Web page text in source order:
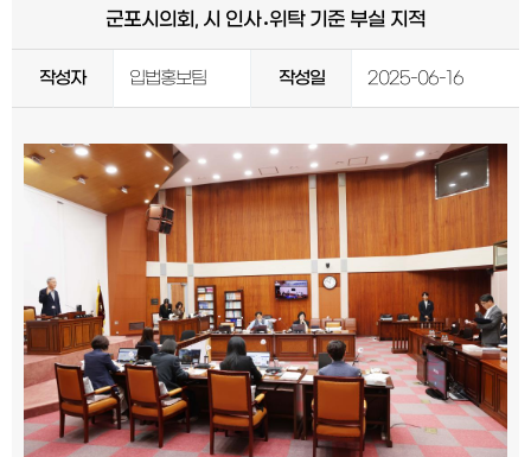
군포시의회, 시 인사․위탁 기준 부실 지적
작성자 입법홍보팀 작성일 2025-06-16